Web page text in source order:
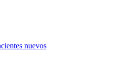
nuevos